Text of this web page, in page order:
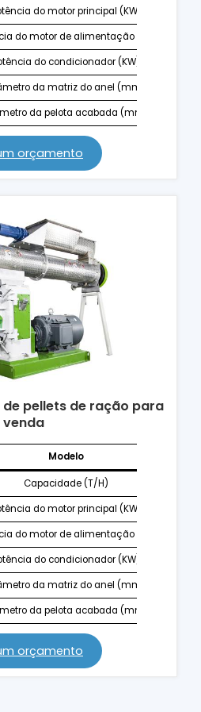
do motor principal (KW)
do motor de alimentação (KW)
do condicionador (KW)
da matriz do anel (mm)
da pelota acabada (mm)
orçamento
pellets de ração para
venda
Modelo
Capacidade (T/H)
do motor principal (KW)
do motor de alimentação (KW)
do condicionador (KW)
da matriz do anel (mm)
da pelota acabada (mm)
orçamento